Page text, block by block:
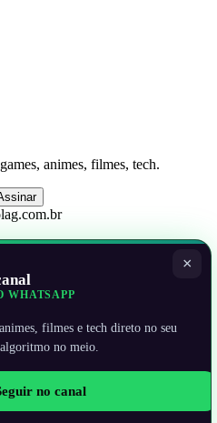
animes, filmes, tech.
×
WHATSAPP
filmes e tech direto no seu
no meio.
no canal